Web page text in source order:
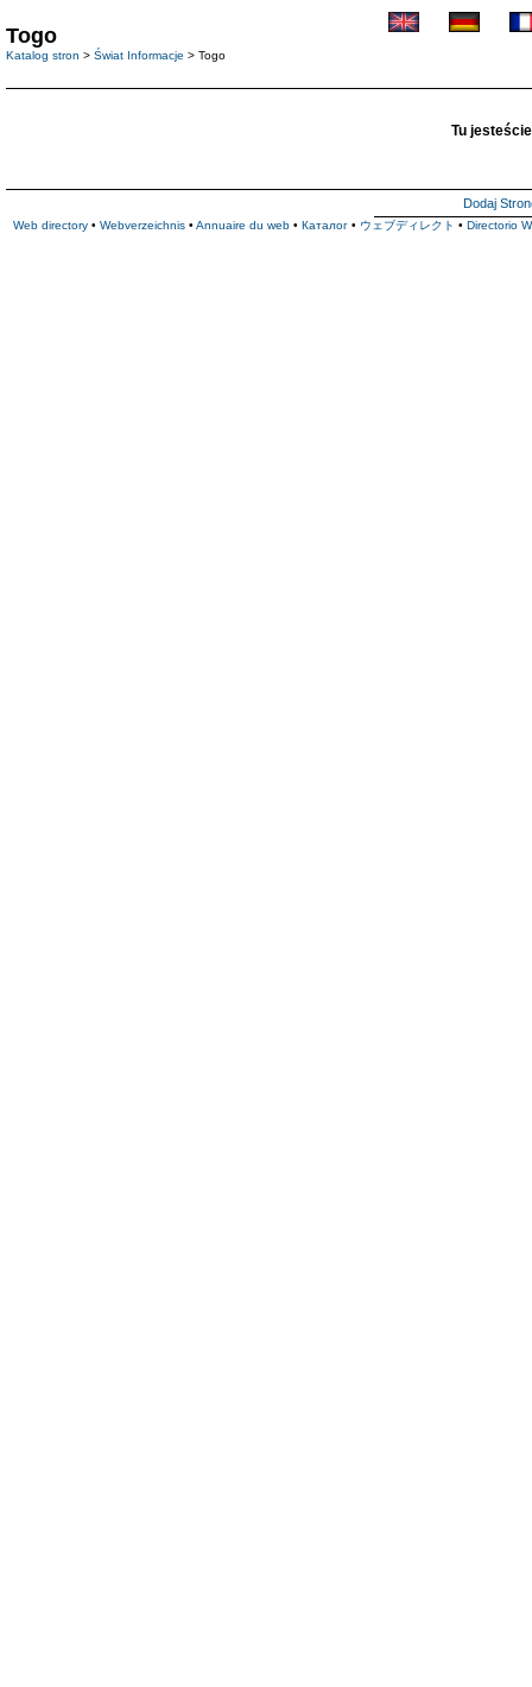
Togo
Katalog stron > Świat Informacje > Togo
Tu
Dodaj
Web directory • Webverzeichnis • Annuaire du web • Каталог • ウェブディレクト • Directorio